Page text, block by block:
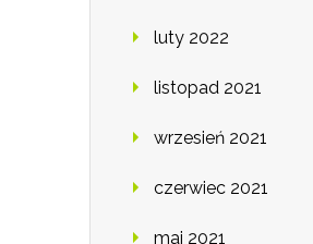
luty 2022
listopad 2021
wrzesień 2021
czerwiec 2021
maj 2021